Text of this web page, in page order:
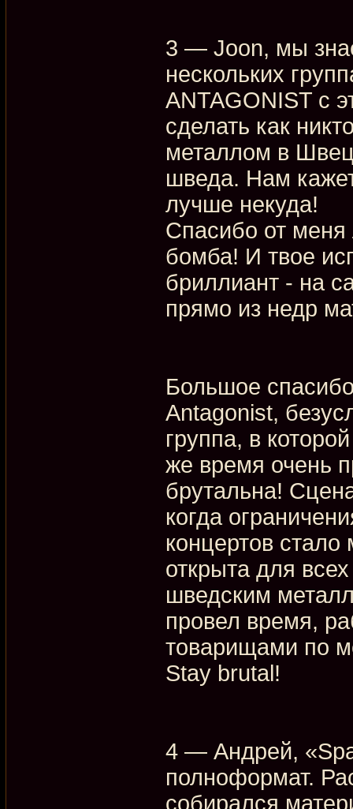
3 — Joon, мы
нескольких
ANTAGONIST с
сделать как
металлом в
шведа. Нам
лучше некуда!
Спасибо от
бомба! И твое
бриллиант - на
прямо из недр
Большое
Antagonist,
группа, в
же время очень
брутальна!
когда
концертов
открыта для
шведским
провел время,
товарищами по
Stay brutal!
4 — Андрей,
полноформат.
собирался